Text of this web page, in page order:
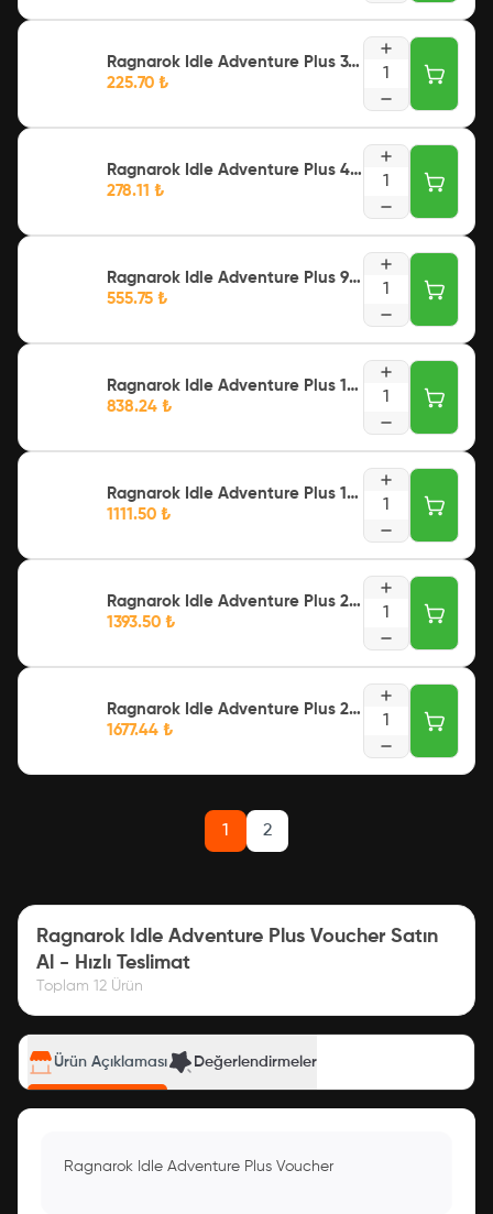
Ragnarok Idle Adventure Plus Voucher Satın
Al - Hızlı Teslimat
Toplam 12 Ürün
Ragnarok Idle Adventure Plus 399 + 36 Voucher
225.70 ₺
1
Ragnarok Idle Adventure Plus 499 + 55 Voucher
278.11 ₺
1
Ragnarok Idle Adventure Plus 999 + 100 Voucher
555.75 ₺
1
Ragnarok Idle Adventure Plus 1499 + 165 Voucher
838.24 ₺
1
Ragnarok Idle Adventure Plus 1999 + 220 Voucher
1111.50 ₺
1
Ragnarok Idle Adventure Plus 2499 + 300 Voucher
1393.50 ₺
1
Ragnarok Idle Adventure Plus 2999 + 360 Voucher
1677.44 ₺
1
1 2
Ürün Açıklaması Değerlendirmeler
Ragnarok Idle Adventure Plus Voucher